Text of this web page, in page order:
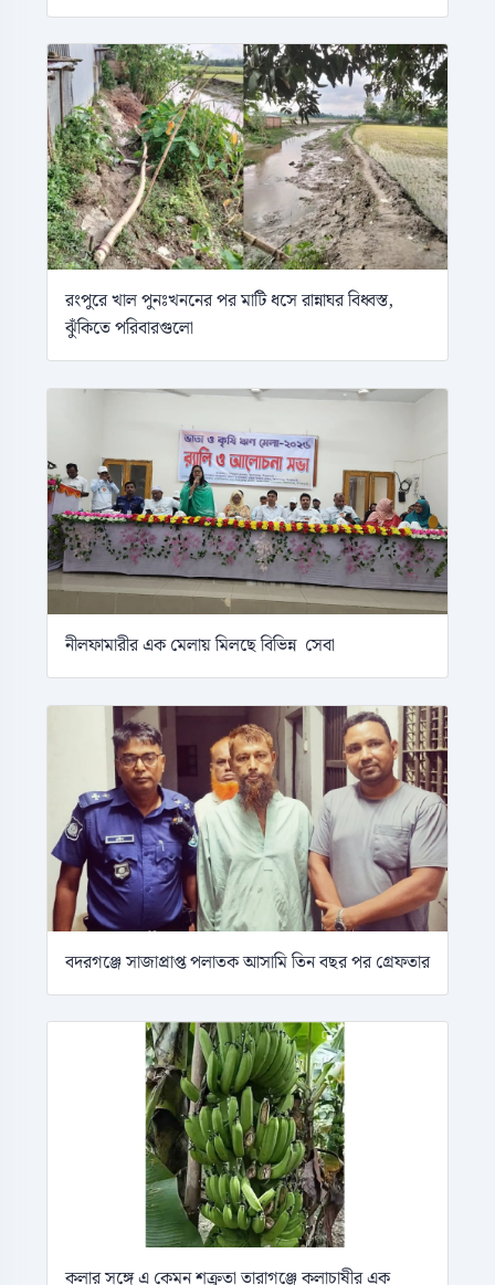
রংপুরে খাল পুনঃখননের পর মাটি ধসে রান্নাঘর বিধ্বস্ত,
ঝুঁকিতে পরিবারগুলো
নীলফামারীর এক মেলায় মিলছে বিভিন্ন সেবা
বদরগঞ্জে সাজাপ্রাপ্ত পলাতক আসামি তিন বছর পর গ্রেফতার
কলার সঙ্গে এ কেমন শক্রুতা তারাগঞ্জে কলাচাষীর এক